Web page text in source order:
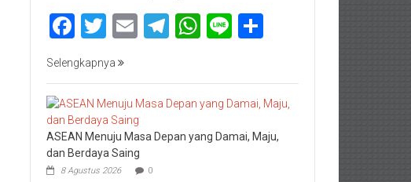
Facebook
Twitter
EmailTelegram
WhatsApp
Line
Selengkapnya
ASEAN Menuju Masa Depan yang Damai, Maju,
dan Berdaya Saing
8 Agustus 2026 0